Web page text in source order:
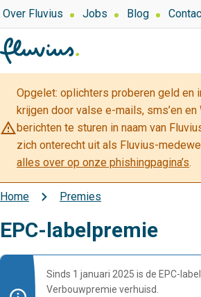
Overslaan
en
naar
de
inhoud
gaan
Top
navigation
Over Fluvius Jobs Blog
warning_amber
Opgelet: oplichters proberen geld en
krijgen door valse e-mails, sms’en en
berichten te sturen in naam van
zich onterecht uit als Fluvius-
alles over op onze phishingpagina’s.
Kruimelpad
Home Premies
EPC-labelpremie
Sinds 1 januari 2025 is de EPC-
Verbouwpremie verhuisd.